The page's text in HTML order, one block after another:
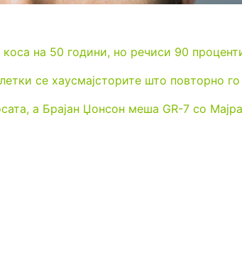
на 50 години, но речиси 90
се хаусмајсторите што повторно
а Брајан Џонсон меша GR-7 со